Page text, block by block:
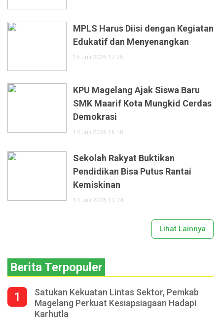
MPLS Harus Diisi dengan Kegiatan
Edukatif dan Menyenangkan
15 Juli 2026 17:35
KPU Magelang Ajak Siswa Baru
SMK Maarif Kota Mungkid Cerdas
Demokrasi
14 Juli 2026 16:18
Sekolah Rakyat Buktikan
Pendidikan Bisa Putus Rantai
Kemiskinan
14 Juli 2026 13:24
Lihat Lainnya
Berita Terpopuler
1
Satukan Kekuatan Lintas Sektor, Pemkab
Magelang Perkuat Kesiapsiagaan Hadapi
Karhutla